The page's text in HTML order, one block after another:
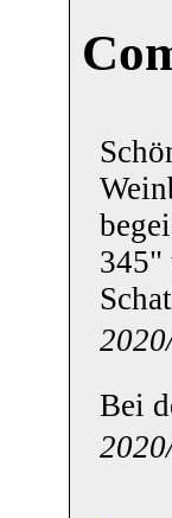
345"
Bei